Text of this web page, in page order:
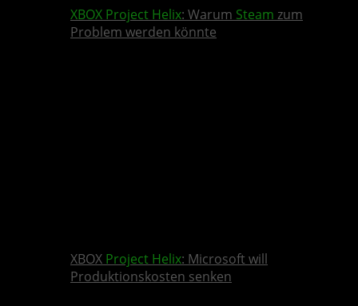
XBOX Project Helix: Warum Steam zum
Problem werden könnte
XBOX Project Helix: Microsoft will
Produktionskosten senken